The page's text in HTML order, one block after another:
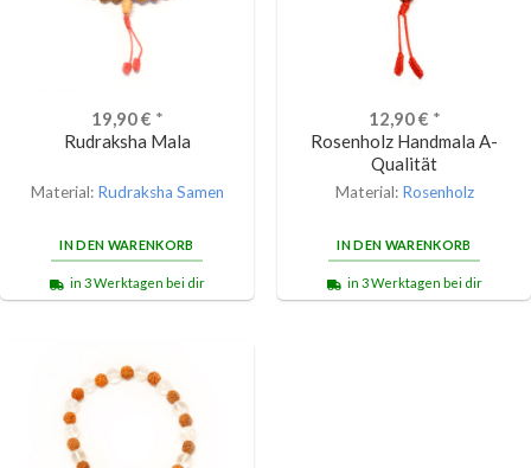
19,90€ *
Rudraksha Mala
Material: Rudraksha Samen
IN DEN WARENKORB
in 3 Werktagen bei dir
12,90€ *
Rosenholz Handmala A-
Qualität
Material: Rosenholz
IN DEN WARENKORB
in 3 Werktagen bei dir